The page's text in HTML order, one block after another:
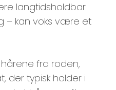
langtidsholdbar
– kan voks være et
fra roden,
der typisk holder i